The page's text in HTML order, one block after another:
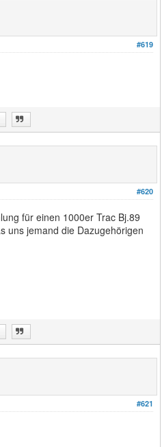
#619
#620
für einen 1000er Trac Bj.89
uns jemand die Dazugehörigen
#621